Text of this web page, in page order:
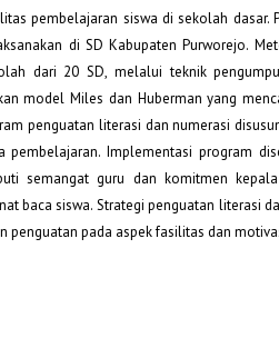
pembelajaran siswa di sekolah dasar.
di SD Kabupaten Purworejo.
dari 20 SD, melalui teknik
model Miles dan Huberman yang
penguatan literasi dan numerasi
Implementasi program
semangat guru dan komitmen
baca siswa. Strategi penguatan literasi
pada aspek fasilitas dan